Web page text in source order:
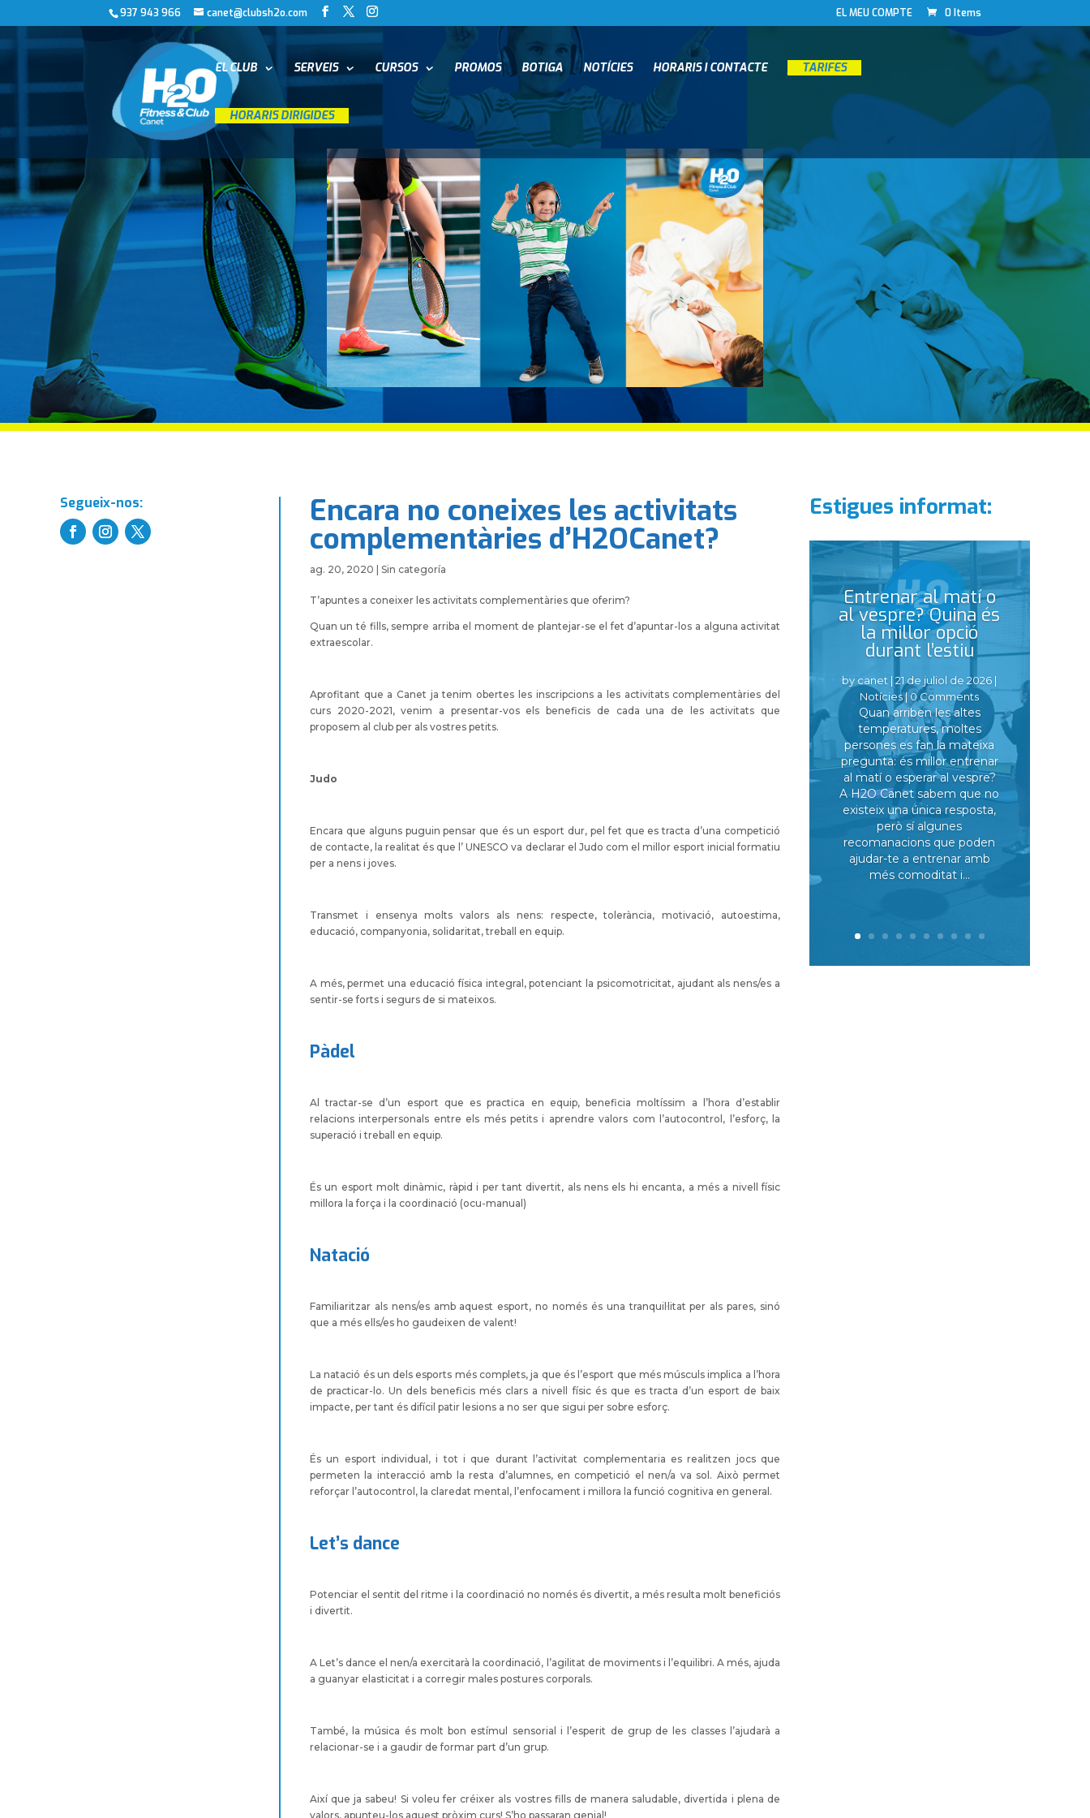
937 943 966 canet@clubsh2o.com EL MEU COMPTE 0 Items
EL CLUB SERVEIS CURSOS PROMOS BOTIGA NOTÍCIES HORARIS I CONTACTE TARIFES__
HORARIS DIRIGIDES__
Segueix-nos: Encara no coneixes les activitats
complementàries d’H2OCanet?
ag. 20, 2020 Sin categoría
T’apuntes a coneixer les activitats complementàries que oferim?
Quan un té fills, sempre arriba el moment de plantejar-se el fet d’apuntar-los a alguna activitat
extraescolar.
Aprofitant que a Canet ja tenim obertes les inscripcions a les activitats complementàries del
curs 2020-2021, venim a presentar-vos els beneficis de cada una de les activitats que
proposem al club per als vostres petits.
Judo
Encara que alguns puguin pensar que és un esport dur, pel fet que es tracta d’una competició
de contacte, la realitat és que l’ UNESCO va declarar el Judo com el millor esport inicial formatiu
per a nens i joves.
Transmet i ensenya molts valors als nens: respecte, tolerància, motivació, autoestima,
educació, companyonia, solidaritat, treball en equip.
A més, permet una educació física integral, potenciant la psicomotricitat, ajudant als nens/es a
sentir-se forts i segurs de si mateixos.
Pàdel
Al tractar-se d’un esport que es practica en equip, beneficia moltíssim a l’hora d’establir
relacions interpersonals entre els més petits i aprendre valors com l’autocontrol, l’esforç, la
superació i treball en equip.
És un esport molt dinàmic, ràpid i per tant divertit, als nens els hi encanta, a més a nivell físic
millora la força i la coordinació (ocu-manual)
Natació
Familiaritzar als nens/es amb aquest esport, no només és una tranquil·litat per als pares, sinó
que a més ells/es ho gaudeixen de valent!
La natació és un dels esports més complets, ja que és l’esport que més músculs implica a l’hora
de practicar-lo. Un dels beneficis més clars a nivell físic és que es tracta d’un esport de baix
impacte, per tant és difícil patir lesions a no ser que sigui per sobre esforç.
És un esport individual, i tot i que durant l’activitat complementaria es realitzen jocs que
permeten la interacció amb la resta d’alumnes, en competició el nen/a va sol. Això permet
reforçar l’autocontrol, la claredat mental, l’enfocament i millora la funció cognitiva en general.
Let’s dance
Potenciar el sentit del ritme i la coordinació no només és divertit, a més resulta molt beneficiós
i divertit.
A Let’s dance el nen/a exercitarà la coordinació, l’agilitat de moviments i l’equilibri. A més, ajuda
a guanyar elasticitat i a corregir males postures corporals.
També, la música és molt bon estímul sensorial i l’esperit de grup de les classes l’ajudarà a
relacionar-se i a gaudir de formar part d’un grup.
Així que ja sabeu! Si voleu fer créixer als vostres fills de manera saludable, divertida i plena de
valors, apunteu-los aquest pròxim curs! S’ho passaran genial!
Estigues informat:
Entrenar al matí o
al vespre? Quina és
la millor opció
durant l’estiu
by canet |21 de juliol de 2026 |
Notícies| 0 Comments
Quan arriben les altes
temperatures, moltes
persones es fan la mateixa
pregunta: és millor entrenar
al matí o esperar al vespre?
A H2O Canet sabem que no
existeix una única resposta,
però sí algunes
recomanacions que poden
ajudar-te a entrenar amb
més comoditat i...